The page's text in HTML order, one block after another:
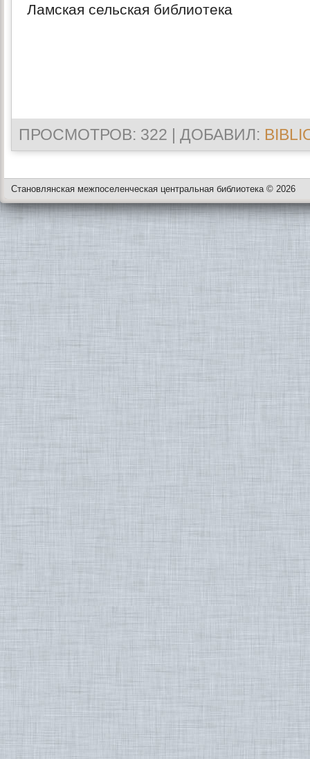
Ламская сельская библиотека
ПРОСМОТРОВ: 322 | ДОБАВИЛ:
Становлянская межпоселенческая центральная библиотека © 2026